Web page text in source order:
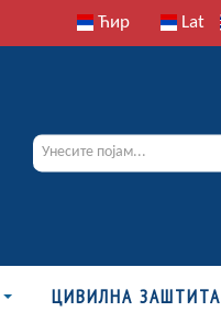
Ћир Lat
ЦИВИЛНА ЗАШТИТА